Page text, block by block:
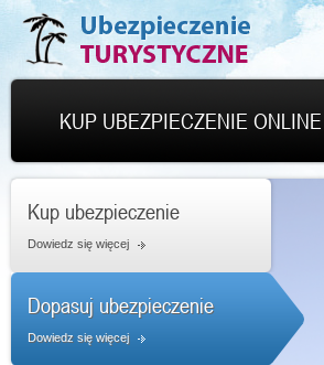
KUP UBEZPIECZENIE ONLINE
Kup ubezpieczenie
Dowiedz się więcej
Dopasuj ubezpieczenie
Dowiedz się więcej